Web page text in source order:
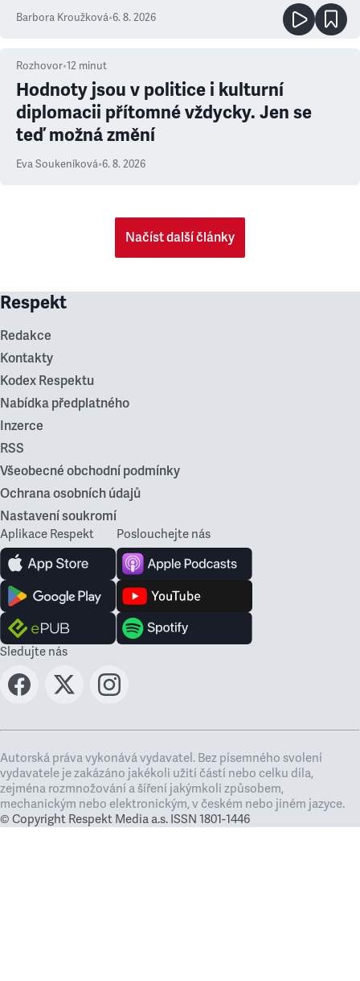
Barbora Kroužková•6. 8. 2026
Rozhovor•12 minut
Hodnoty jsou v politice i kulturní
diplomacii přítomné vždycky. Jen se
teď možná změní
Eva Soukeníková•6. 8. 2026
Načíst další články
Respekt
Redakce
Kontakty
Kodex Respektu
Nabídka předplatného
Inzerce
RSS
Všeobecné obchodní podmínky
Ochrana osobních údajů
Nastavení soukromí
Aplikace Respekt Poslouchejte nás
Sledujte nás
Autorská práva vykonává vydavatel. Bez písemného svolení
vydavatele je zakázáno jakékoli užití částí nebo celku díla,
zejména rozmnožování a šíření jakýmkoli způsobem,
mechanickým nebo elektronickým, v českém nebo jiném jazyce.
© Copyright Respekt Media a.s. ISSN 1801-1446